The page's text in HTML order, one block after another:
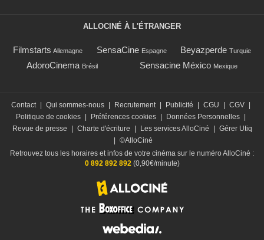
ALLOCINÉ À L'ÉTRANGER
Filmstarts Allemagne SensaCine Espagne Beyazperde Turquie
AdoroCinema Brésil Sensacine México Mexique
Contact Qui sommes-nous Recrutement Publicité CGU CGV
Politique de cookies
Préférences cookies Données Personnelles
Revue de presse
Charte d'écriture Les services AlloCiné
Gérer Utiq
©AlloCiné
Retrouvez tous les horaires et infos de votre cinéma sur le numéro AlloCiné :
0 892 892 892(0,90€/minute)